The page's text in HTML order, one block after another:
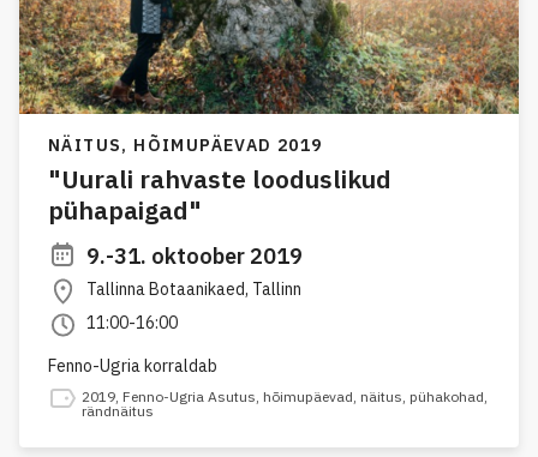
NÄITUS, HÕIMUPÄEVAD 2019
"Uurali rahvaste looduslikud
pühapaigad"
9.-31. oktoober 2019
Tallinna Botaanikaed, Tallinn
11:00-16:00
Fenno-Ugria korraldab
2019, Fenno-Ugria Asutus, hõimupäevad, näitus, pühakohad,
rändnäitus